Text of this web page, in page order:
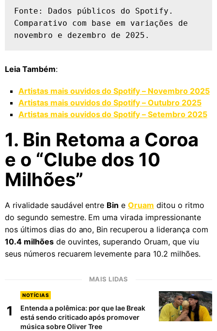
Fonte: Dados públicos do Spotify.
Comparativo com base em variações de
novembro e dezembro de 2025.
Leia Também:
Artistas mais ouvidos do Spotify – Novembro 2025
Artistas mais ouvidos do Spotify – Outubro 2025
Artistas mais ouvidos do Spotify – Setembro 2025
1. Bin Retoma a Coroa
e o “Clube dos 10
Milhões”
A rivalidade saudável entre Bin eOruam ditou o ritmo
do segundo semestre. Em uma virada impressionante
nos últimos dias do ano, Bin recuperou a liderança com
10.4 milhõesde ouvintes, superando Oruam, que viu
seus números recuarem levemente para 10.2 milhões.
MAIS LIDAS
1
NOTÍCIAS
Entenda a polêmica: por que Iae Break
está sendo criticado após promover
música sobre Oliver Tree